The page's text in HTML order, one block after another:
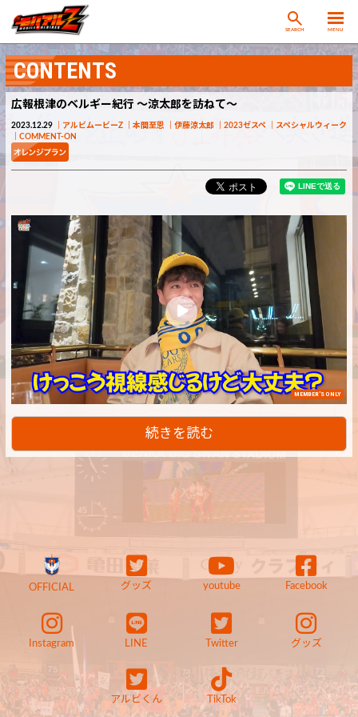
SEARCH MENU
CONTENTS
広報根津のベルギー紀行 ～涼太郎を訪ねて～
2023.12.29 アルビムービーZ 本間至恩 伊藤涼太郎 2023ゼスペ
スペシャルウィーク
COMMENT-ON
MEMBER'S ONLY
続きを読む
OFFICIAL グッズ youtube Facebook
Instagram LINE Twitter グッズ
アルビくん TikTok